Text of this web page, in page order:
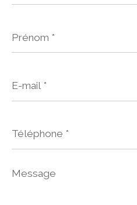
*
mail
*
Message
*